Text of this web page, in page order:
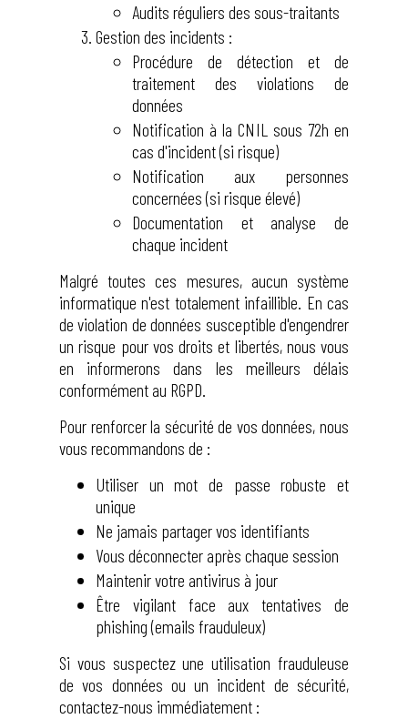
Audits réguliers des sous-traitants
Gestion des incidents :
Procédure de détection et de
traitement des violations de
données
Notification à la CNIL sous 72h en
cas d'incident (si risque)
Notification aux personnes
concernées (si risque élevé)
Documentation et analyse de
chaque incident
Malgré toutes ces mesures, aucun système
informatique n'est totalement infaillible. En cas
de violation de données susceptible d'engendrer
un risque pour vos droits et libertés, nous vous
en informerons dans les meilleurs délais
conformément au RGPD.
Pour renforcer la sécurité de vos données, nous
vous recommandons de :
Utiliser un mot de passe robuste et
unique
Ne jamais partager vos identifiants
Vous déconnecter après chaque session
Maintenir votre antivirus à jour
Être vigilant face aux tentatives de
phishing (emails frauduleux)
Si vous suspectez une utilisation frauduleuse
de vos données ou un incident de sécurité,
contactez-nous immédiatement :